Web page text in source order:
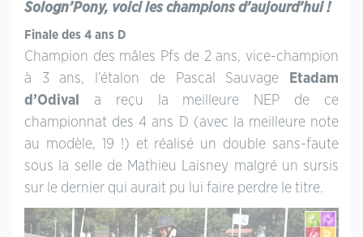
Sologn’Pony, voici les champions d’aujourd’hui !
Finale des 4 ans D
Champion des mâles Pfs de 2 ans, vice-champion
à 3 ans, l’étalon de Pascal Sauvage
Etadam
d’Odival
a reçu la meilleure NEP de ce
championnat des 4 ans D (avec la meilleure note
au modèle, 19 !) et réalisé un double sans-faute
sous la selle de Mathieu Laisney malgré un sursis
sur le dernier qui aurait pu lui faire perdre le titre.